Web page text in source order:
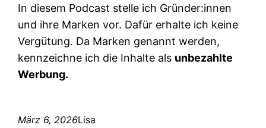
In diesem Podcast stelle ich Gründer:innen
und ihre Marken vor. Dafür erhalte ich keine
Vergütung. Da Marken genannt werden,
kennzeichne ich die Inhalte als unbezahlte
Werbung.
März 6, 2026Lisa